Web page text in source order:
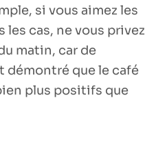
si vous aimez les
les cas, ne vous privez
matin, car de
démontré que le café
plus positifs que